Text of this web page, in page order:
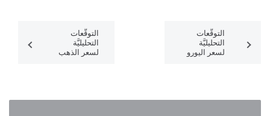
التوقُّعات
التحليليَّة
لسعر اليورو
2025 مع
التوقُّعات
التحليليَّة
لسعر الذهب